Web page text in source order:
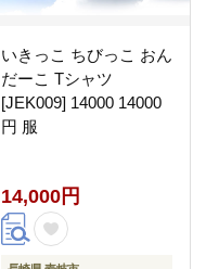
いきっこ ちびっこ おん
だーこ Tシャツ
[JEK009] 14000 14000
円 服
14,000円